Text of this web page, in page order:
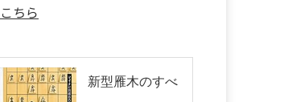
ちら
新型雁木のすべ